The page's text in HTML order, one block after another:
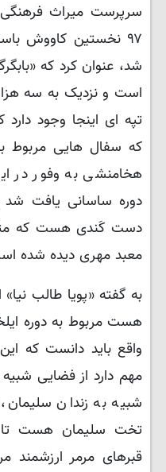
سرپرست میراث فرهنگی
۹۷ نخستین کاووش
شد، عنوان کرد که
است و نزدیک به سه
تپه ای اینجا وجود
که سفال هایی مربوط
هخامنشی به وفور در
دوره ساسانی یافت
دست کَندی هست که
معبد مهری دیده شده
به گفته «پویا طالب نیا»
واقع باید دانست که
مهم دارد از فضایی
شبیه به زندان
تخت سلیمان هست
قبرهای مرمر ارزشمند